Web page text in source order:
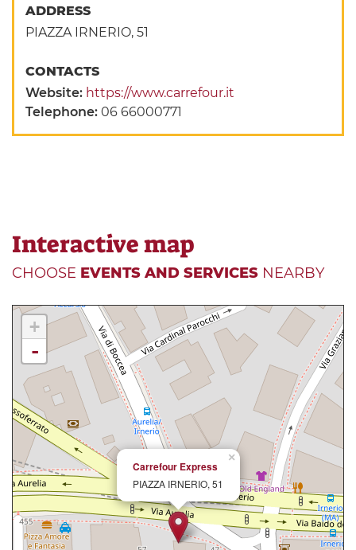
ADDRESS
PIAZZA IRNERIO, 51
CONTACTS
Website: https://www.carrefour.it
Telephone:06 66000771
Interactive map
CHOOSE EVENTS AND SERVICES NEARBY
×
Carrefour Express
PIAZZA IRNERIO, 51
+
-